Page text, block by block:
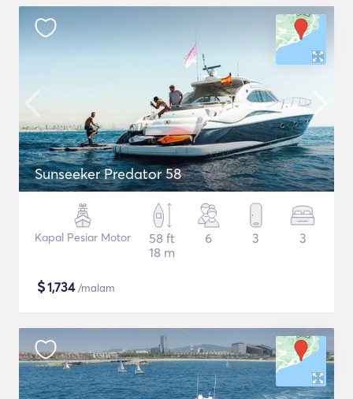
Sunseeker Predator 58
Kapal Pesiar Motor
58 ft
18 m
6 3 3
$1,734/malam